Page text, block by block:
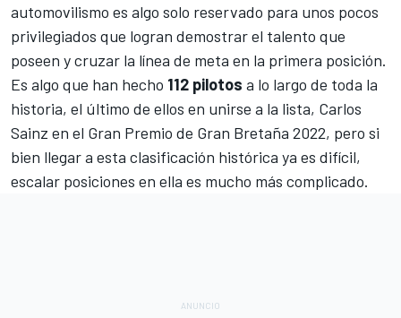
automovilismo es algo solo reservado para unos pocos
privilegiados que logran demostrar el talento que
poseen y cruzar la línea de meta en la primera posición.
Es algo que han hecho 112 pilotos a lo largo de toda la
historia, el último de ellos en unirse a la lista, Carlos
Sainz en el Gran Premio de Gran Bretaña 2022, pero si
bien llegar a esta clasificación histórica ya es difícil,
escalar posiciones en ella es mucho más complicado.